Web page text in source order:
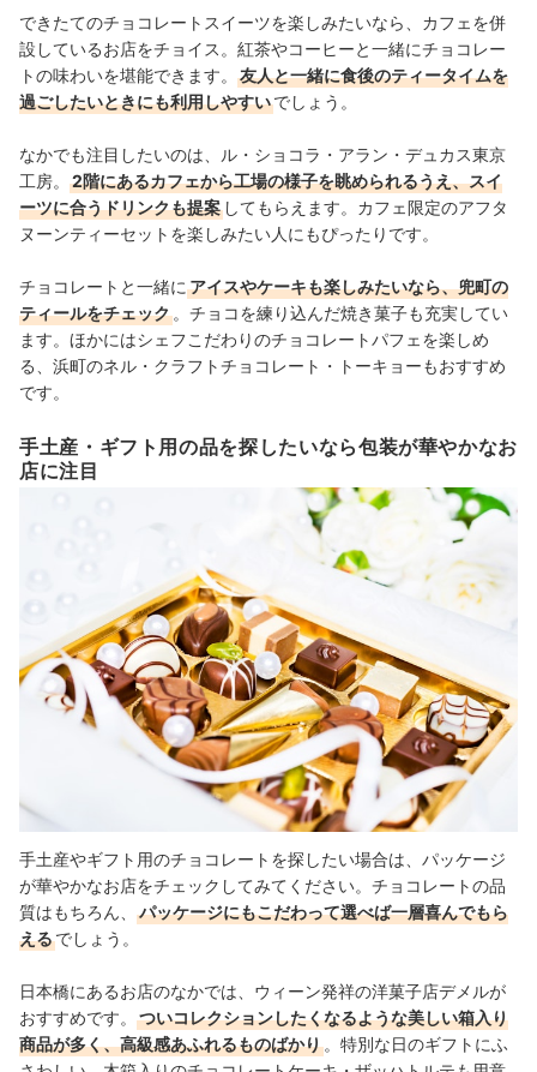
できたてのチョコレートスイーツを楽しみたいなら、カフェを併
設しているお店をチョイス。紅茶やコーヒーと一緒にチョコレー
トの味わいを堪能できます。
友人と一緒に食後のティータイムを
過ごしたいときにも利用しやすいでしょう。
なかでも注目したいのは、ル・ショコラ・アラン・デュカス東京
工房。
2階にあるカフェから工場の様子を眺められるうえ、スイ
ーツに合うドリンクも提案 してもらえます。カフェ限定のアフタ
ヌーンティーセットを楽しみたい人にもぴったりです。
チョコレートと一緒に アイスやケーキも楽しみたいなら、兜町の
ティールをチェック 。チョコを練り込んだ焼き菓子も充実してい
ます。ほかにはシェフこだわりのチョコレートパフェを楽しめ
る、浜町のネル・クラフトチョコレート・トーキョーもおすすめ
です。
手土産・ギフト用の品を探したいなら包装が華やかなお
店に注目
手土産やギフト用のチョコレートを探したい場合は、パッケージ
が華やかなお店をチェックしてみてください。チョコレートの品
質はもちろん、
パッケージにもこだわって選べば一層喜んでもら
えるでしょう。
日本橋にあるお店のなかでは、ウィーン発祥の洋菓子店デメルが
おすすめです。
ついコレクションしたくなるような美しい箱入り
商品が多く、高級感あふれるものばかり 。特別な日のギフトにふ